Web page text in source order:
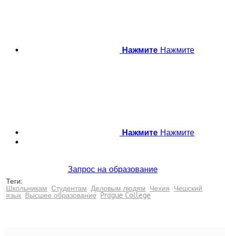
Нажмите Нажмите
Нажмите Нажмите
Запрос на образование
Теги:
Школьникам Студентам Деловым людям Чехия Чешский
язык Высшее образование Prague College